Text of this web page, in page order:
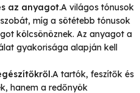
az anyagot.A világos tónusok
míg a sötétebb tónusok
kölcsönöznek. Az anyagot a
gyakorisága alapján kell
A tartók, feszítők és
hanem a redőnyök